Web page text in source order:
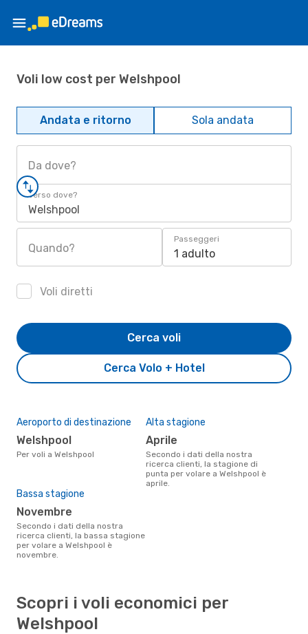
Voli low cost per Welshpool
Andata e ritorno Sola andata
Da dove?
Verso dove?
Welshpool
Quando?
Passeggeri
1 adulto
Voli diretti
Cerca Volo + Hotel
Cerca voli
Aeroporto di destinazione
Welshpool
Per voli a Welshpool
Alta stagione
aprile
Secondo i dati della nostra
ricerca clienti, la stagione di
punta per volare a Welshpool è
aprile.
Bassa stagione
novembre
Secondo i dati della nostra
ricerca clienti, la bassa stagione
per volare a Welshpool è
novembre.
Scopri i voli economici per
Welshpool